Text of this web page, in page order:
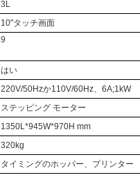
3L
10"タッチ画面
9
はい
220V/50Hzか110V/60Hz、6A;1kW
ステッピング モーター
1350L*945W*970H mm
320kg
タイミングのホッパー、プリンター